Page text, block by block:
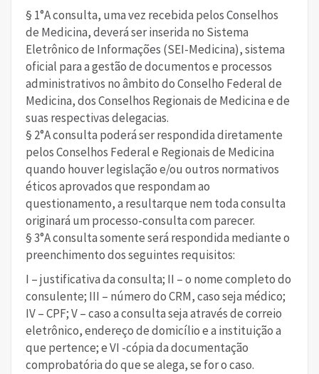
§ 1°A consulta, uma vez recebida pelos Conselhos
de Medicina, deverá ser inserida no Sistema
Eletrônico de Informações (SEI-Medicina), sistema
oficial para a gestão de documentos e processos
administrativos no âmbito do Conselho Federal de
Medicina, dos Conselhos Regionais de Medicina e de
suas respectivas delegacias.
§ 2°A consulta poderá ser respondida diretamente
pelos Conselhos Federal e Regionais de Medicina
quando houver legislação e/ou outros normativos
éticos aprovados que respondam ao
questionamento, a resultarque nem toda consulta
originará um processo-consulta com parecer.
§ 3°A consulta somente será respondida mediante o
preenchimento dos seguintes requisitos:
I – justificativa da consulta; II – o nome completo do
consulente; III – número do CRM, caso seja médico;
IV – CPF; V – caso a consulta seja através de correio
eletrônico, endereço de domicílio e a instituição a
que pertence; e VI -cópia da documentação
comprobatória do que se alega, se for o caso.